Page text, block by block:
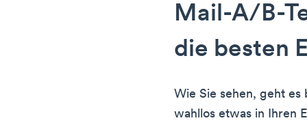
Mail-A/B-
die besten
Wie Sie sehen, geht
wahllos etwas in Ihren